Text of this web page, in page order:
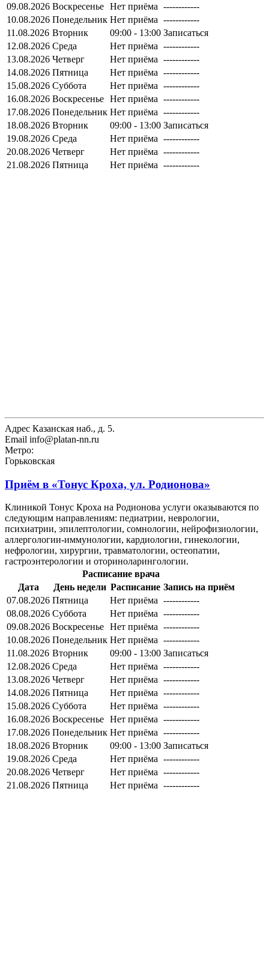
09.08.2026 Воскресенье Нет приёма ------------
10.08.2026 Понедельник Нет приёма ------------
11.08.2026 Вторник 09:00 - 13:00 Записаться
12.08.2026 Среда Нет приёма ------------
13.08.2026 Четверг Нет приёма ------------
14.08.2026 Пятница Нет приёма ------------
15.08.2026 Суббота Нет приёма ------------
16.08.2026 Воскресенье Нет приёма ------------
17.08.2026 Понедельник Нет приёма ------------
18.08.2026 Вторник 09:00 - 13:00 Записаться
19.08.2026 Среда Нет приёма ------------
20.08.2026 Четверг Нет приёма ------------
21.08.2026 Пятница Нет приёма ------------
Адрес Казанская наб., д. 5.
Email info@platan-nn.ru
Метро:
Горьковская
Приём в «Тонус Кроха, ул. Родионова»
Клиникой Тонус Кроха на Родионова услуги оказываются по
следующим направлениям: педиатрии, неврологии,
психиатрии, эпилептологии, сомнологии, нейрофизиологии,
аллергологии-иммунологии, кардиологии, гинекологии,
нефрологии, хирургии, травматологии, остеопатии,
гастроэнтерологии и оториноларингологии.
Расписание врача
Дата
День недели Расписание Запись на приём
07.08.2026 Пятница Нет приёма ------------
08.08.2026 Суббота Нет приёма ------------
09.08.2026 Воскресенье Нет приёма ------------
10.08.2026 Понедельник Нет приёма ------------
11.08.2026 Вторник 09:00 - 13:00 Записаться
12.08.2026 Среда Нет приёма ------------
13.08.2026 Четверг Нет приёма ------------
14.08.2026 Пятница Нет приёма ------------
15.08.2026 Суббота Нет приёма ------------
16.08.2026 Воскресенье Нет приёма ------------
17.08.2026 Понедельник Нет приёма ------------
18.08.2026 Вторник 09:00 - 13:00 Записаться
19.08.2026 Среда Нет приёма ------------
20.08.2026 Четверг Нет приёма ------------
21.08.2026 Пятница Нет приёма ------------